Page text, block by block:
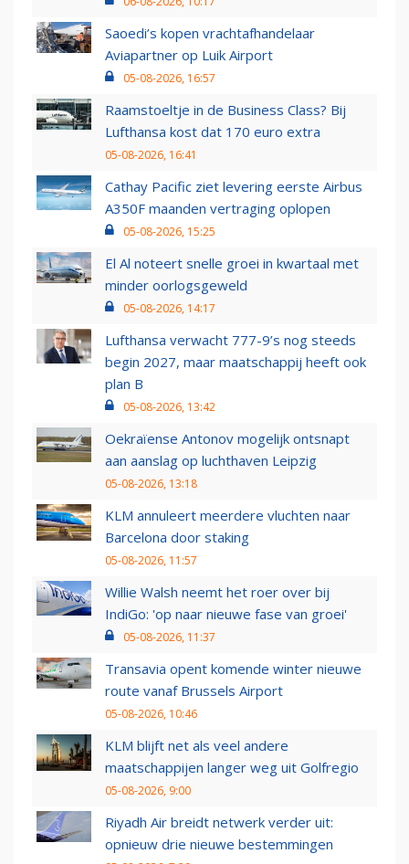
Saoedi’s kopen vrachtafhandelaar
Aviapartner op Luik Airport
05-08-2026, 16:57
Raamstoeltje in de Business Class? Bij
Lufthansa kost dat 170 euro extra
05-08-2026, 16:41
Cathay Pacific ziet levering eerste Airbus
A350F maanden vertraging oplopen
05-08-2026, 15:25
El Al noteert snelle groei in kwartaal met
minder oorlogsgeweld
05-08-2026, 14:17
Lufthansa verwacht 777-9’s nog steeds
begin 2027, maar maatschappij heeft ook
plan B
05-08-2026, 13:42
Oekraïense Antonov mogelijk ontsnapt
aan aanslag op luchthaven Leipzig
05-08-2026, 13:18
KLM annuleert meerdere vluchten naar
Barcelona door staking
05-08-2026, 11:57
Willie Walsh neemt het roer over bij
IndiGo: 'op naar nieuwe fase van groei'
05-08-2026, 11:37
Transavia opent komende winter nieuwe
route vanaf Brussels Airport
05-08-2026, 10:46
KLM blijft net als veel andere
maatschappijen langer weg uit Golfregio
05-08-2026, 9:00
Riyadh Air breidt netwerk verder uit:
opnieuw drie nieuwe bestemmingen